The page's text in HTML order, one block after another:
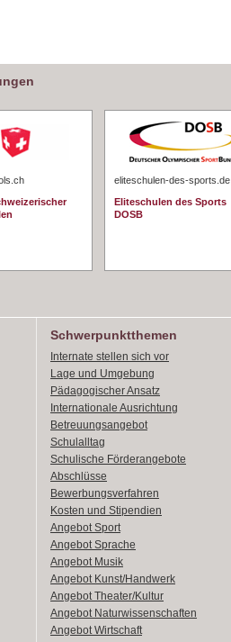
eliteschulen-des-sports.de
Eliteschulen des Sports
DOSB
Schwerpunktthemen
Internate stellen sich vor
Lage und Umgebung
Pädagogischer Ansatz
Internationale Ausrichtung
Betreuungsangebot
Schulalltag
Schulische Förderangebote
Abschlüsse
Bewerbungsverfahren
Kosten und Stipendien
Angebot Sport
Angebot Sprache
Angebot Musik
Angebot Kunst/Handwerk
Angebot Theater/Kultur
Angebot Naturwissenschaften
Angebot Wirtschaft